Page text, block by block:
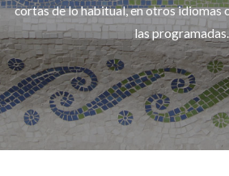
cortas de lo habitual, en otros idiomas
las programadas.